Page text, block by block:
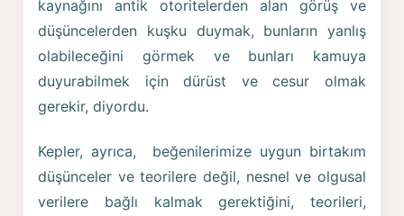
kaynağını antik otoritelerden alan görüş ve
düşüncelerden kuşku duymak, bunların yanlış
olabileceğini görmek ve bunları kamuya
duyurabilmek için dürüst ve cesur olmak
gerekir, diyordu.
Kepler, ayrıca, beğenilerimize uygun birtakım
düşünceler ve teorilere değil, nesnel ve olgusal
verilere bağlı kalmak gerektiğini, teorileri,